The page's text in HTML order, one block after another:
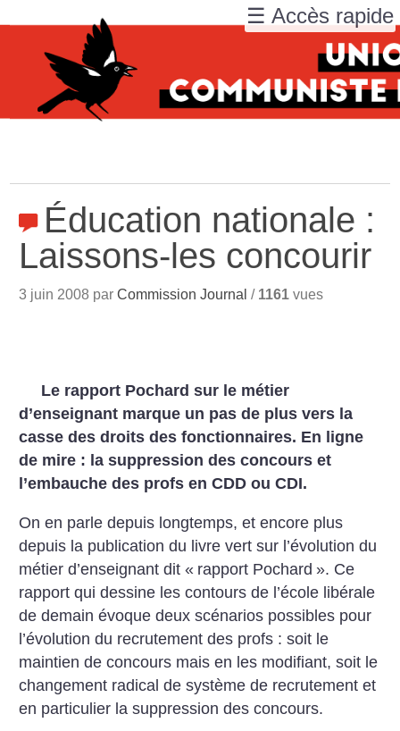
Éducation nationale :
Laissons-les concourir
3 juin 2008 parCommission Journal / 1161 vues
Le rapport Pochard sur le métier
d’enseignant marque un pas de plus vers la
casse des droits des fonctionnaires. En ligne
de mire : la suppression des concours et
l’embauche des profs en CDD ou CDI.
On en parle depuis longtemps, et encore plus
depuis la publication du livre vert sur l’évolution du
métier d’enseignant dit « rapport Pochard ». Ce
rapport qui dessine les contours de l’école libérale
de demain évoque deux scénarios possibles pour
l’évolution du recrutement des profs : soit le
maintien de concours mais en les modifiant, soit le
changement radical de système de recrutement et
en particulier la suppression des concours.
☰ Accès rapide